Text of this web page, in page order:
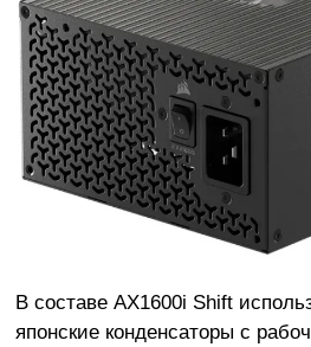
В составе AX1600i Shift
японские конденсаторы с